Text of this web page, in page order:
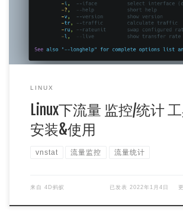
LINUX
Linux下流量 监控/统计
安装&使用
vnstat 流量监控 流量统计
来自 4D蚂蚁 已发表 2022年1月4日